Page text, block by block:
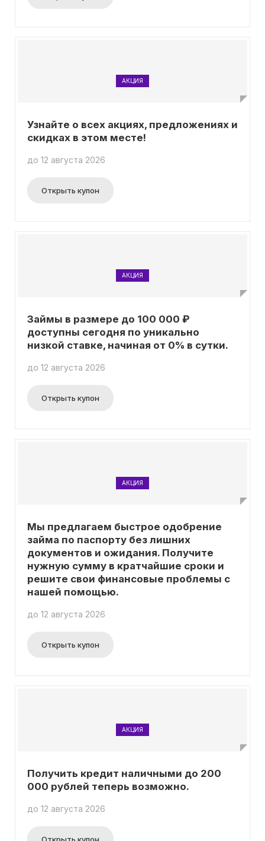
АКЦИЯ
Узнайте о всех акциях, предложениях и
скидках в этом месте!
до 12 августа 2026
Открыть купон
АКЦИЯ
Займы в размере до 100 000 ₽
доступны сегодня по уникально
низкой ставке, начиная от 0% в сутки.
до 12 августа 2026
Открыть купон
АКЦИЯ
Мы предлагаем быстрое одобрение
займа по паспорту без лишних
документов и ожидания. Получите
нужную сумму в кратчайшие сроки и
решите свои финансовые проблемы с
нашей помощью.
до 12 августа 2026
Открыть купон
АКЦИЯ
Получить кредит наличными до 200
000 рублей теперь возможно.
до 12 августа 2026